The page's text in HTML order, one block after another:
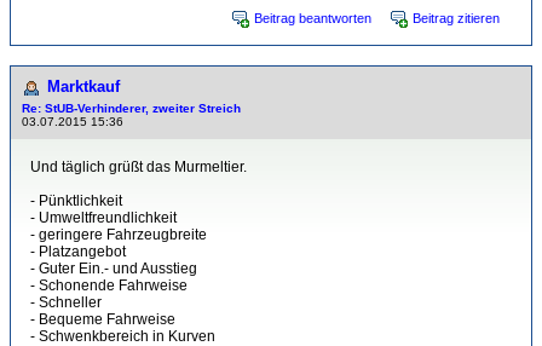
Beitrag beantworten Beitrag zitieren
Marktkauf
Re: StUB-Verhinderer, zweiter Streich
03.07.2015 15:36
Und täglich grüßt das Murmeltier.
- Pünktlichkeit
- Umweltfreundlichkeit
- geringere Fahrzeugbreite
- Platzangebot
- Guter Ein.- und Ausstieg
- Schonende Fahrweise
- Schneller
- Bequeme Fahrweise
- Schwenkbereich in Kurven